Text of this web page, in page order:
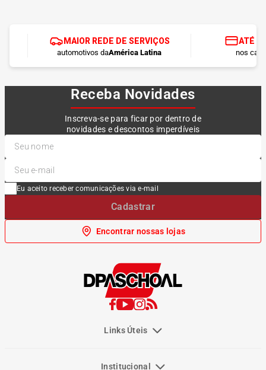
MAIOR REDE DE SERVIÇOS
automotivos daAmérica Latina
ATÉ
nos
Receba Novidades
Inscreva-se para ficar por dentro de
novidades e descontos imperdíveis
Eu aceito receber comunicações via e-mail
Cadastrar
Encontrar nossas lojas
Links Úteis
Institucional